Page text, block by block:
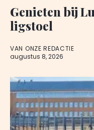
Genieten bij
ligstoel
VAN ONZE REDACTIE
augustus 8, 2026